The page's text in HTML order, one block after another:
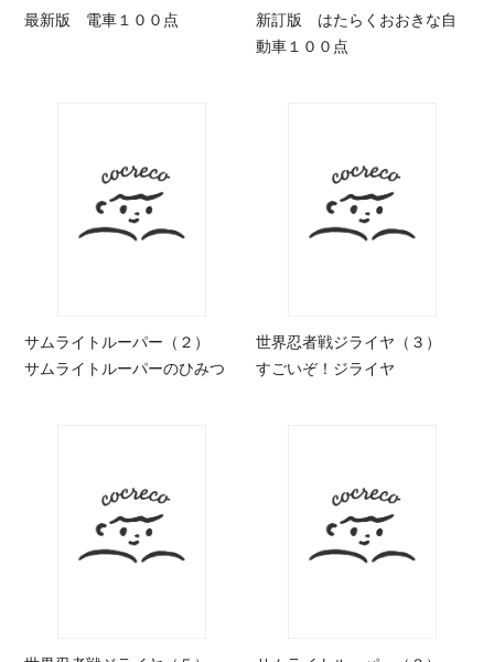
最新版 電車１００点
新訂版 はたらくおおきな自
動車１００点
サムライトルーパー（２）
サムライトルーパーのひみつ
世界忍者戦ジライヤ（３）
すごいぞ！ジライヤ